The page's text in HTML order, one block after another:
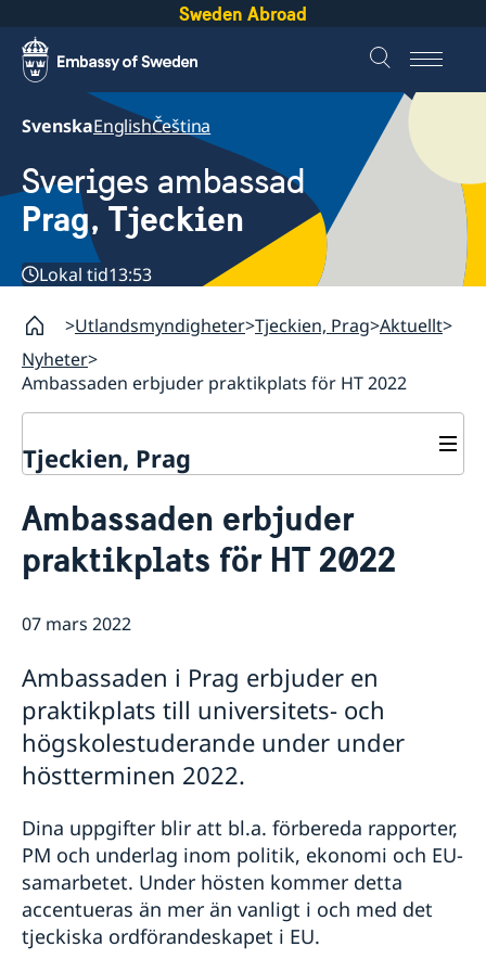
Sweden Abroad
SvenskaEnglishČeština
Sveriges ambassad
Prag, Tjeckien
Lokal tid13:53
Utlandsmyndigheter Tjeckien, Prag Aktuellt
Nyheter
Ambassaden erbjuder praktikplats för HT 2022
Tjeckien, Prag
Om oss
Ambassadören
Försvarsavdelningen
Dataskyddspolicy (GDPR)
Så stöttar vi svenska företag
Team Sweden
Svenska företag i Tjeckien
Anmäl handelshinder
Nyheter
Adventsgudstjänst på svenska
Filmvisning under bar himmel: Hammarskjöld
Praktikant sökes!
Nya statsråd på Utrikesdepartementet
Regeringens prioriteringar i utrikes- och
säkerhetspolitiken med anledning av Sveriges
Regeringens prioriteringar i utrikesdeklarationen
2024
Luciakonsert i Strahovklostret
Praktikant till Sveriges ambassad i Prag
höstterminen 2024
Filmvisning under bar himmel: Erotikon
Ambassaden erbjuder
praktikplats för HT 2022
07 mars 2022
Ambassaden i Prag erbjuder en
praktikplats till universitets- och
högskolestuderande under under
höstterminen 2022.
Dina uppgifter blir att bl.a. förbereda rapporter,
PM och underlag inom politik, ekonomi och EU-
samarbetet. Under hösten kommer detta
accentueras än mer än vanligt i och med det
tjeckiska ordförandeskapet i EU.